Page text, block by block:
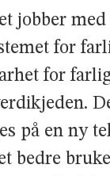
jobber
for
for
på en ny
bedre